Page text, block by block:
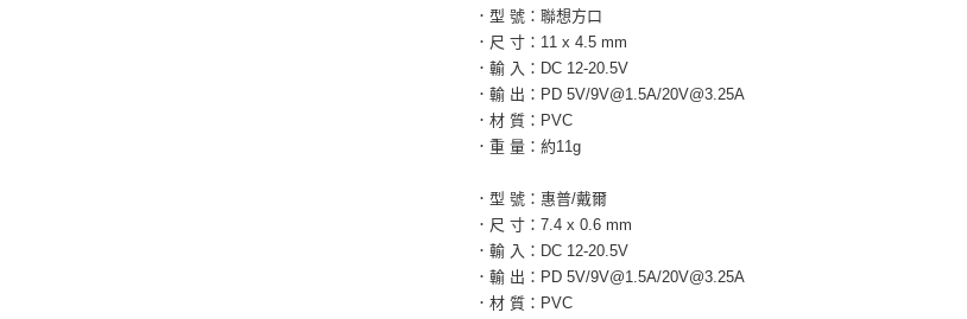
．型 號：聯想方口
．尺 寸：11 x 4.5 mm
．輸 入：DC 12-20.5V
．輸 出：PD 5V/9V@1.5A/20V@3.25A
．材 質：PVC
．重 量：約11g
．型 號：惠普/戴爾
．尺 寸：7.4 x 0.6 mm
．輸 入：DC 12-20.5V
．輸 出：PD 5V/9V@1.5A/20V@3.25A
．材 質：PVC